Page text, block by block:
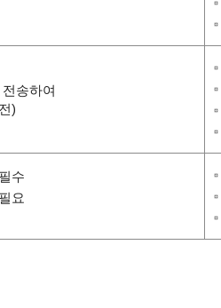
송하여
)
수
요